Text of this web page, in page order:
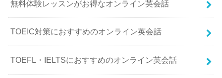
無料体験レッスンがお得なオンライン英会話
TOEIC対策におすすめのオンライン英会話
TOEFL・IELTSにおすすめのオンライン英会話